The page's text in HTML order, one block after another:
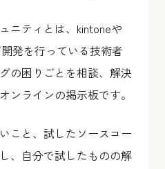
ニティとは、kintoneや
発を行っている技術者
の困りごとを相談、解決
ンラインの掲示板です。
こと、試したソースコー
、自分で試したものの解